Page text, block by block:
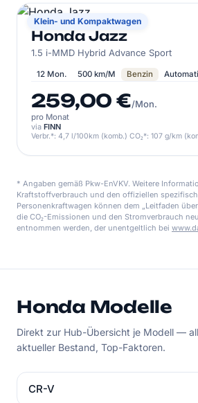
Klein- und Kompaktwagen
HONDA
Honda Jazz
1.5 i-MMD Hybrid Advance Sport
12 Mon. 500 km/M Benzin
259,00 €/Mon.
pro Monat
via FINN
Verbr.*: 4,7 l/100km (komb.) CO₂*: 107 g/km
* Angaben gemäß Pkw-EnVKV. Weitere
Kraftstoffverbrauch und den offiziellen
Personenkraftwagen können dem „Leitfaden
die CO₂-Emissionen und den Stromverbrauch
entnommen werden, der unentgeltlich bei
Honda Modelle
Direkt zur Hub-Übersicht je Modell —
aktueller Bestand, Top-Faktoren.
CR-V